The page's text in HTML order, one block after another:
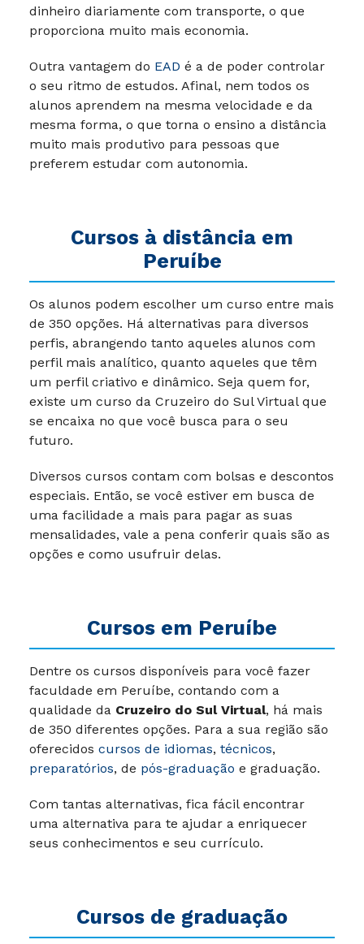
dinheiro diariamente com transporte, o que
proporciona muito mais economia.
Outra vantagem do EAD é a de poder controlar
o seu ritmo de estudos. Afinal, nem todos os
alunos aprendem na mesma velocidade e da
mesma forma, o que torna o ensino a distância
muito mais produtivo para pessoas que
preferem estudar com autonomia.
Cursos à distância em
Peruíbe
Os alunos podem escolher um curso entre mais
de 350 opções. Há alternativas para diversos
perfis, abrangendo tanto aqueles alunos com
perfil mais analítico, quanto aqueles que têm
um perfil criativo e dinâmico. Seja quem for,
existe um curso da Cruzeiro do Sul Virtualque
se encaixa no que você busca para o seu
futuro.
Diversos cursos contam com bolsas e descontos
especiais. Então, se você estiver em busca de
uma facilidade a mais para pagar as suas
mensalidades, vale a pena conferir quais são as
opções e como usufruir delas.
Cursos em Peruíbe
Dentre os cursos disponíveis para você fazer
faculdade em Peruíbe, contando com a
qualidade da Cruzeiro do Sul Virtual, há mais
de 350 diferentes opções. Para a sua região são
oferecidos cursos de idiomas, técnicos,
preparatórios, de pós-graduação e graduação.
Com tantas alternativas, fica fácil encontrar
uma alternativa para te ajudar a enriquecer
seus conhecimentos e seu currículo.
Cursos de graduação